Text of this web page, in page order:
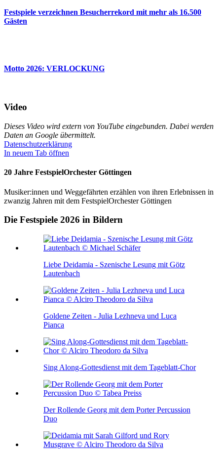
Fest­spiele verzeichnen Besucherrekord mit mehr als 16.500
Gästen
Motto 2026: VERLOCKUNG
Video
Dieses Video wird extern von YouTube eingebunden. Dabei werden
Daten an Google übermittelt.
Datenschutzerklärung
In neuem Tab öffnen
20 Jahre FestspielOrchester Göttingen
Musiker:innen und Weggefährten erzählen von ihren Erlebnissen in
zwanzig Jahren mit dem FestspielOrchester Göttingen
Die Festspiele 2026 in Bildern
Liebe Deidamia - Szenische Lesung mit Götz
Lautenbach
Goldene Zeiten - Julia Lezhneva und Luca
Pianca
Sing Along-Gottesdienst mit dem Tageblatt-Chor
Der Rollende Georg mit dem Porter Percussion
Duo